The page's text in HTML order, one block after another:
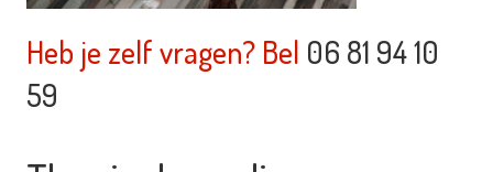
Heb je zelf vragen? Bel 06 81 94 10
59